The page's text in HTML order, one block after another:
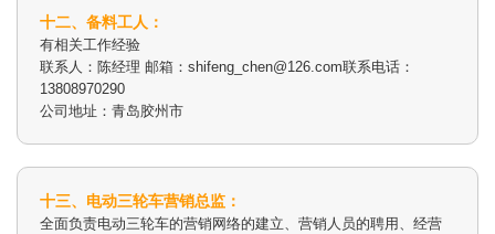
十二、备料工人：
有相关工作经验
联系人：陈经理 邮箱：shifeng_chen@126.com联系电话：
13808970290
公司地址：青岛胶州市
十三、电动三轮车营销总监：
全面负责电动三轮车的营销网络的建立、营销人员的聘用、经营